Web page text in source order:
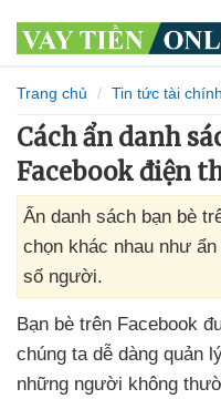
Trang chủ Tin tức tài chính
Cách ẩn danh
Facebook điện
Ẩn danh sách bạn bè
chọn khác nhau như
số người.
Bạn bè trên Facebook
chúng ta dễ dàng quản
những người không